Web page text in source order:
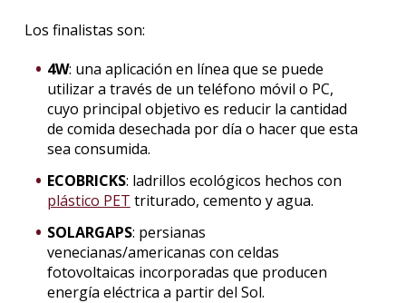
Los finalistas son:
4W: una aplicación en línea que se puede
utilizar a través de un teléfono móvil o PC,
cuyo principal objetivo es reducir la cantidad
de comida desechada por día o hacer que esta
sea consumida.
ECOBRICKS: ladrillos ecológicos hechos con
plástico PET triturado, cemento y agua.
SOLARGAPS: persianas
venecianas/americanas con celdas
fotovoltaicas incorporadas que producen
energía eléctrica a partir del Sol.